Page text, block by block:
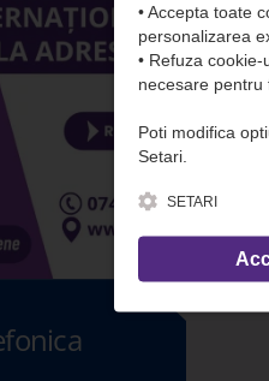
• Accepta toate
personalizarea
• Refuza
necesare pentru
Poti modifica
Setari.
SETARI